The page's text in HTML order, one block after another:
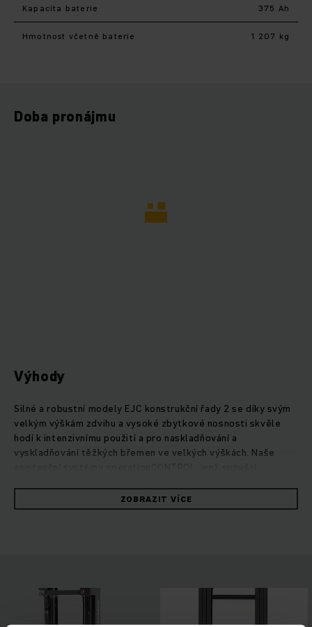
Kapacita baterie 375 Ah
Hmotnost včetně baterie 1 207 kg
Doba pronájmu
Výhody
Silné a robustní modely EJC konstrukční řady 2 se díky svým
velkým výškám zdvihu a vysoké zbytkové nosnosti skvěle
hodí k intenzivnímu použití a pro naskladňování a
vyskladňování těžkých břemen ve velkých výškách. Naše
positionCONTROL, pro předvolbu výšky zdvihu, navíc zaručují
bezpečnou a efektivní překládku zboží. Díky optimálnímu
mimořádně citlivé a přesné stohování.
ZOBRAZIT VÍCE